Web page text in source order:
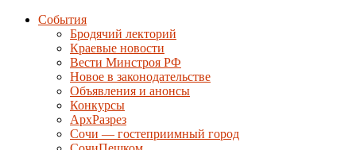
События
Бродячий лекторий
Краевые новости
Вести Минстроя РФ
Новое в законодательстве
Объявления и анонсы
Конкурсы
АрхРазрез
Сочи — гостеприимный город